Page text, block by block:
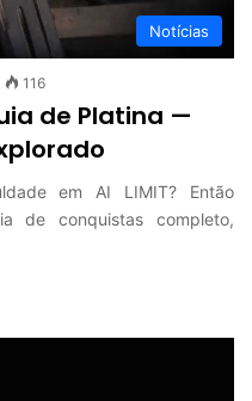
Notícias
116
de Platina —
em AI LIMIT? Então
de conquistas completo,